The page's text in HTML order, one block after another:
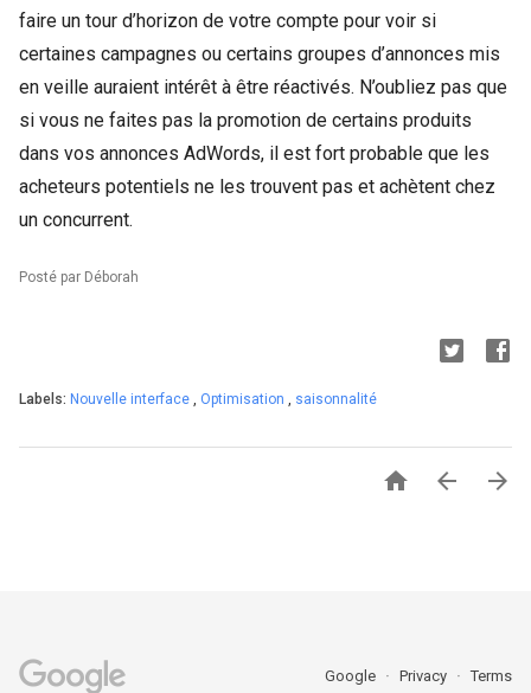
faire un tour d’horizon de votre compte pour voir si
certaines campagnes ou certains groupes d’annonces mis
en veille auraient intérêt à être réactivés. N’oubliez pas que
si vous ne faites pas la promotion de certains produits
dans vos annonces AdWords, il est fort probable que les
acheteurs potentiels ne les trouvent pas et achètent chez
un concurrent.
Posté par Déborah
Labels: Nouvelle interface , Optimisation , saisonnalité
  
Google Privacy Terms